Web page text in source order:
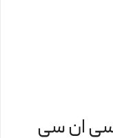
سی ان سی